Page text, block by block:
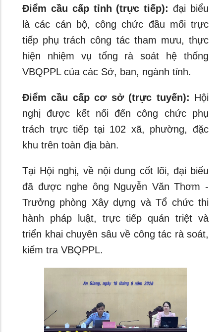
Điểm cầu cấp tỉnh (trực tiếp): đại biểu
là các cán bộ, công chức đầu mối trực
tiếp phụ trách công tác tham mưu, thực
hiện nhiệm vụ tổng rà soát hệ thống
VBQPPL của các Sở, ban, ngành tỉnh.
Điểm cầu cấp cơ sở (trực tuyến): Hội
nghị được kết nối đến công chức phụ
trách trực tiếp tại 102 xã, phường, đặc
khu trên toàn địa bàn.
Tại Hội nghị, về nội dung cốt lõi, đại biểu
đã được nghe ông Nguyễn Văn Thơm -
Trưởng phòng Xây dựng và Tổ chức thi
hành pháp luật, trực tiếp quán triệt và
triển khai chuyên sâu về công tác rà soát,
kiểm tra VBQPPL.